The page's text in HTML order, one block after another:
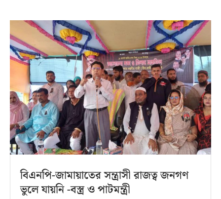
বিএনপি-জামায়াতের সন্ত্রাসী রাজত্ব জনগণ
ভুলে যায়নি -বস্ত্র ও পাটমন্ত্রী